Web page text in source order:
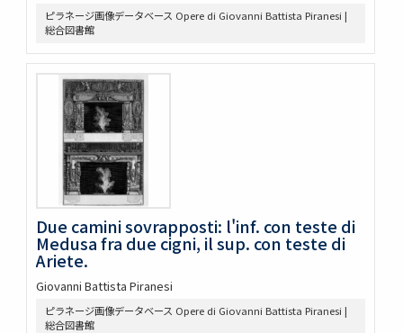
ピラネージ画像データベース Opere di Giovanni Battista Piranesi |
総合図書館
Due camini sovrapposti: l'inf. con teste di
Medusa fra due cigni, il sup. con teste di
Ariete.
Giovanni Battista Piranesi
ピラネージ画像データベース Opere di Giovanni Battista Piranesi |
総合図書館